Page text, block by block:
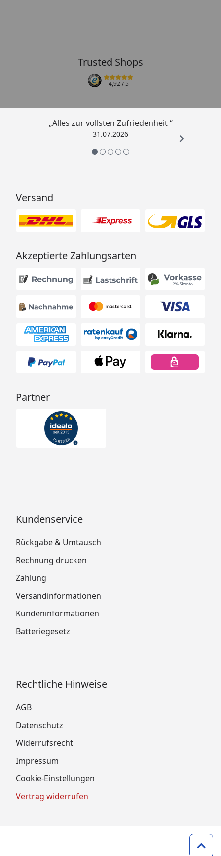
Trusted Shops
4,92/ 5
„Alles zur vollsten Zufriedenheit “
31.07.2026
Versand
Akzeptierte Zahlungsarten
Partner
Kundenservice
Rückgabe & Umtausch
Rechnung drucken
Zahlung
Versandinformationen
Kundeninformationen
Batteriegesetz
Rechtliche Hinweise
AGB
Datenschutz
Widerrufsrecht
Impressum
Cookie-Einstellungen
Vertrag widerrufen